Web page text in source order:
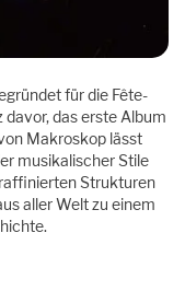
für die Fête-
das erste Album
Makroskop lässt
musikalischer Stile
Strukturen
aller Welt zu einem